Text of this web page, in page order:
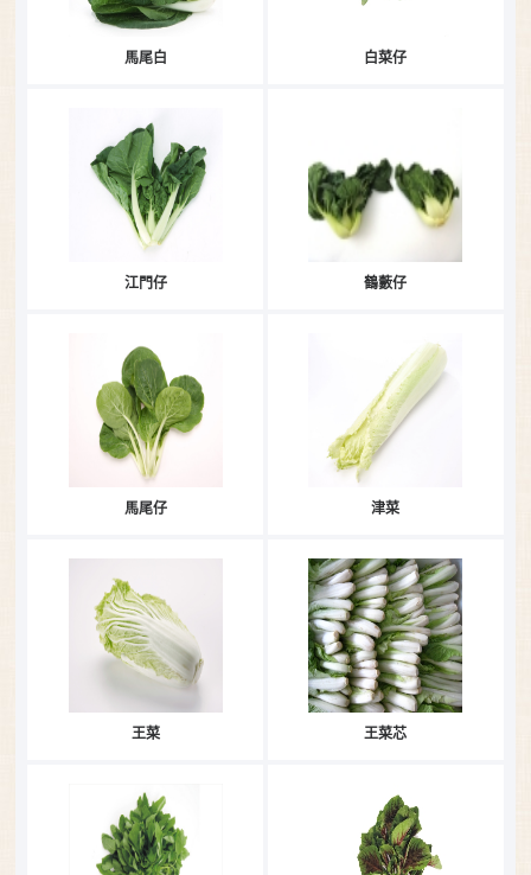
馬尾白 白菜仔
江門仔 鶴藪仔
馬尾仔 津菜
王菜 王菜芯